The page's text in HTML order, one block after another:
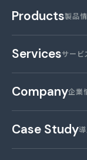
Products製品
Servicesサービ
Company企業
Case Study